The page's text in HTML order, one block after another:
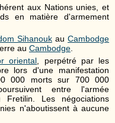
aux Nations unies, et
en matière d'armement
SihanoukauCambodge
au Cambodge
oriental , perpétré par les
lors d'une manifestation
000 morts sur 700 000
entre l'armée
Les négociations
n'aboutissent à aucune